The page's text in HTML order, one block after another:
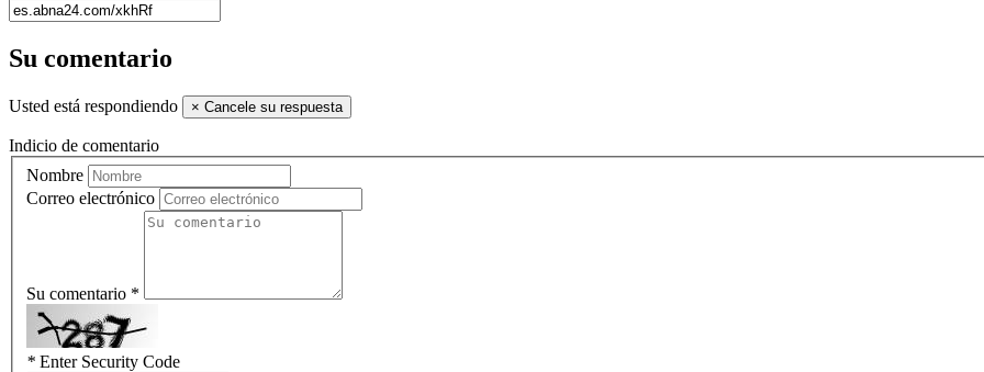
Su comentario
Usted está respondiendo × Cancele su respuesta
Indicio de comentario
Nombre
Correo electrónico
Su comentario *
* Enter Security Code